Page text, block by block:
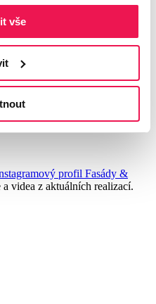
vše
modřínu
přinášející velmi dobrý
profil Fasády &
videa z aktuálních realizací.